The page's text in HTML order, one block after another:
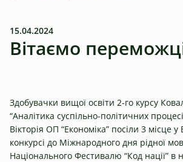
15.04.2024
Вітаємо
Здобувачки вищої освіти 2-го курсу
“Аналітика суспільно-політичних
Вікторія ОП “Економіка” посіли 3 місце у
конкурсі до Міжнародного дня рідної
Національного Фестивалю “Код нації” в